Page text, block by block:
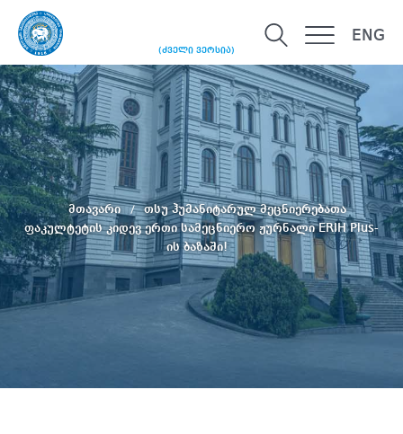
(ძველი ვერსია)
ENG
მთავარი
თსუ ჰუმანიტარულ მეცნიერებათა
ფაკულტეტის კიდევ ერთი სამეცნიერო ჟურნალი ERIH Plus-
ის ბაზაში!